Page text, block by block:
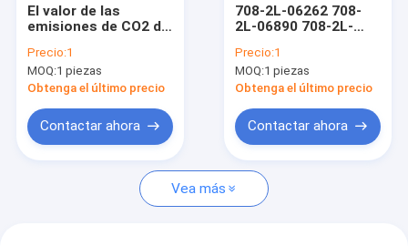
Request A Quote
Equipos del sello
El valor de las
emisiones de CO2 de
combustión
renovable y de los
motores de
renovable se
calculará en función
de las condiciones
de funcionamiento
Precio:1
MOQ:1 piezas
Obtenga el último precio
Contactar ahora
708-2L-06262 708-
2L-06890 708-2L-
PARTE DE REQUISTO
DE LA BOMPA Las
partes de repuesto
encuentran en el
interior de la bomba.
Precio:1
MOQ:1 piezas
Obtenga el último precio
Contactar ahora
Vea más